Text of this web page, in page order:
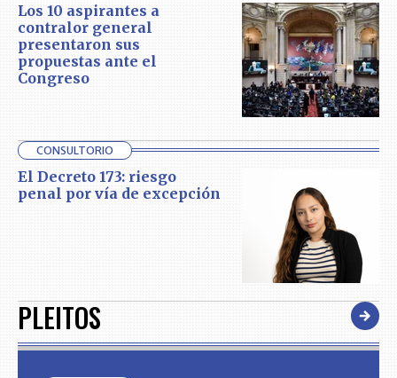
Los 10 aspirantes a
contralor general
presentaron sus
propuestas ante el
Congreso
CONSULTORIO
El Decreto 173: riesgo
penal por vía de excepción
PLEITOS